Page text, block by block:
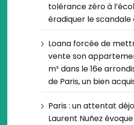
tolérance zéro à
éradiquer le scandale
Loana forcée de
vente son
m² dans le 16e
de Paris, un bien
Paris : un attentat
Laurent Nuñez